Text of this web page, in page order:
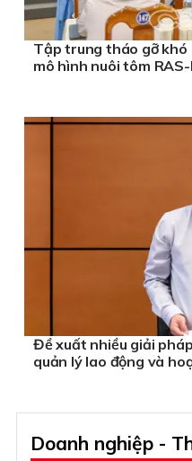
Tập trung tháo gỡ
mô hình nuôi tôm
Đề xuất nhiều giải
quản lý lao động và
Doanh nghiệp -